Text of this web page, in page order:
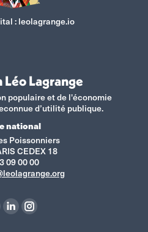
: leolagrange.io
Lagrange
populaire et de l'économie
d’utilité publique.
national
Poissonniers
CEDEX 18
09 00 00
La
La